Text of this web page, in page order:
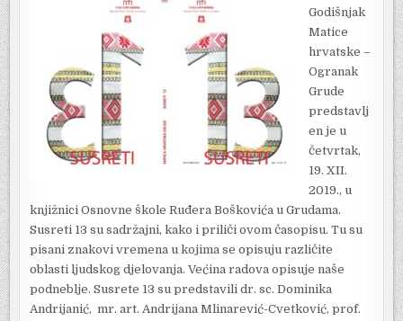
Godišnjak
Matice
hrvatske –
Ogranak
Grude
predstavlj
en je u
četvrtak,
19. XII.
2019., u
knjižnici Osnovne škole Ruđera Boškovića u Grudama.
Susreti 13 su sadržajni, kako i priliči ovom časopisu. Tu su
pisani znakovi vremena u kojima se opisuju različite
oblasti ljudskog djelovanja. Većina radova opisuje naše
podneblje. Susrete 13 su predstavili dr. sc. Dominika
Andrijanić, mr. art. Andrijana Mlinarević-Cvetković, prof.